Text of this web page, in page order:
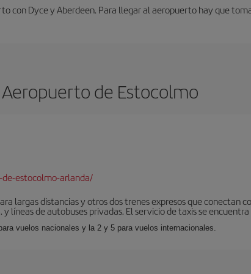
con Dyce y Aberdeen. Para llegar al aeropuerto hay que
Aeropuerto de Estocolmo
estocolmo-arlanda/
largas distancias y otros dos trenes expresos que conectan
líneas de autobuses privadas. El servicio de taxis se
vuelos nacionales y la 2 y 5 para vuelos internacionales.